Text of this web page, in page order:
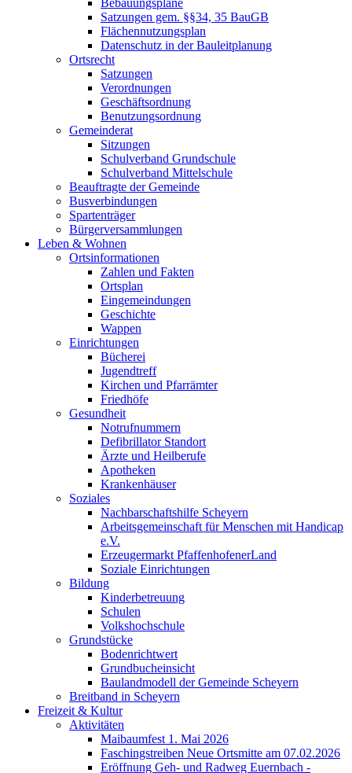
Bebauungspläne
Satzungen gem. §§34, 35 BauGB
Flächennutzungsplan
Datenschutz in der Bauleitplanung
Ortsrecht
Satzungen
Verordnungen
Geschäftsordnung
Benutzungsordnung
Gemeinderat
Sitzungen
Schulverband Grundschule
Schulverband Mittelschule
Beauftragte der Gemeinde
Busverbindungen
Spartenträger
Bürgerversammlungen
Leben & Wohnen
Ortsinformationen
Zahlen und Fakten
Ortsplan
Eingemeindungen
Geschichte
Wappen
Einrichtungen
Bücherei
Jugendtreff
Kirchen und Pfarrämter
Friedhöfe
Gesundheit
Notrufnummern
Defibrillator Standort
Ärzte und Heilberufe
Apotheken
Krankenhäuser
Soziales
Nachbarschaftshilfe Scheyern
Arbeitsgemeinschaft für Menschen mit Handicap
e.V.
Erzeugermarkt PfaffenhofenerLand
Soziale Einrichtungen
Bildung
Kinderbetreuung
Schulen
Volkshochschule
Grundstücke
Bodenrichtwert
Grundbucheinsicht
Baulandmodell der Gemeinde Scheyern
Breitband in Scheyern
Freizeit & Kultur
Aktivitäten
Maibaumfest 1. Mai 2026
Faschingstreiben Neue Ortsmitte am 07.02.2026
Eröffnung Geh- und Radweg Euernbach -